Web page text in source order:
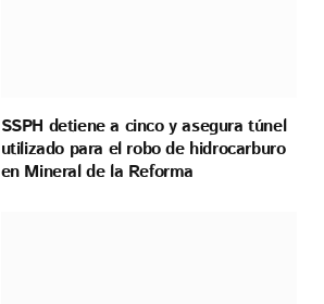
SSPH detiene a cinco y asegura túnel
utilizado para el robo de hidrocarburo
en Mineral de la Reforma